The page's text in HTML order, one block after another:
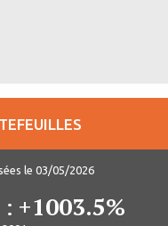
le 03/05/2026
: +1003.5%